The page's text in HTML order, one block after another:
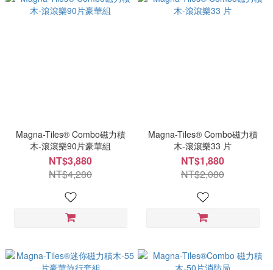
Magna-Tiles® Combo磁力積
木-滾滾樂90片豪華組
NT$3,880
NT$4,280
Magna-Tiles® Combo磁力積
木-滾滾樂33 片
NT$1,880
NT$2,080